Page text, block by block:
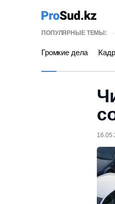
ПОПУЛЯРНЫЕ ТЕМЫ:
Громкие дела